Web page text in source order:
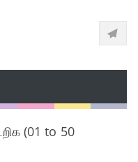
(01 to 50